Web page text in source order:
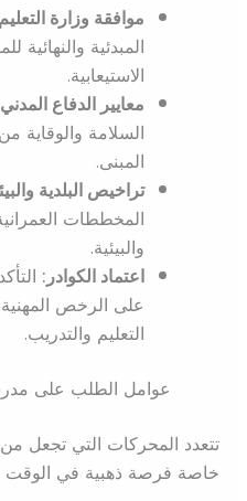
موافقة وزارة
المبدئية والنهائية
الاستيعابية.
معايير الدفاع
السلامة والوقاية
المبنى.
تراخيص البلدية
المخططات
والبيئية.
اعتماد الكوادر:
على الرخص
التعليم والتدريب.
عوامل الطلب على
تتعدد المحركات التي
خاصة فرصة ذهبية في الوقت